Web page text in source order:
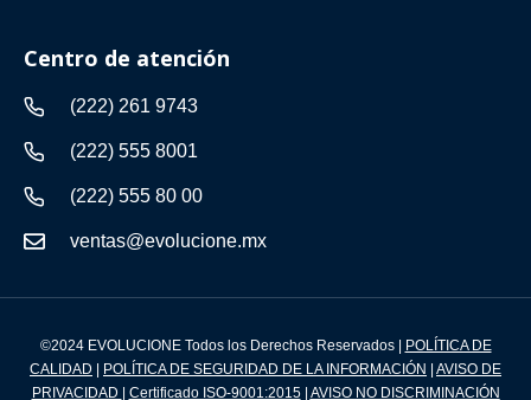
Centro de atención
(222) 261 9743
(222) 555 8001
(222) 555 80 00
ventas@evolucione.mx
©2024 EVOLUCIONE Todos los Derechos Reservados |
POLÍTICA DE
CALIDAD
POLÍTICA DE SEGURIDAD DE LA INFORMACIÓN
AVISO DE
PRIVACIDAD
Certificado ISO-9001:2015| AVISO NO DISCRIMINACIÓN